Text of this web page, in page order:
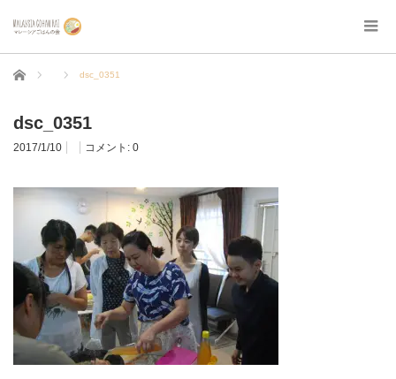
ホーム dsc_0351
dsc_0351
2017/1/10 コメント: 0